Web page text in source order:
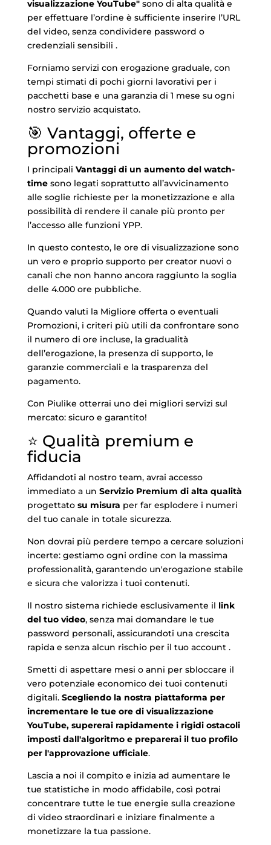
visualizzazione YouTube"sono di alta qualità e
per effettuare l’ordine è sufficiente inserire l’URL
del video, senza condividere password o
credenziali sensibili .
Forniamo servizi con erogazione graduale, con
tempi stimati di pochi giorni lavorativi per i
pacchetti base e una garanzia di 1 mese su ogni
nostro servizio acquistato.
🎯 Vantaggi, offerte e
promozioni
I principali Vantaggi di un aumento del watch-
timesono legati soprattutto all’avvicinamento
alle soglie richieste per la monetizzazione e alla
possibilità di rendere il canale più pronto per
l’accesso alle funzioni YPP.
In questo contesto, le ore di visualizzazione sono
un vero e proprio supporto per creator nuovi o
canali che non hanno ancora raggiunto la soglia
delle 4.000 ore pubbliche.
Quando valuti la Migliore offerta o eventuali
Promozioni, i criteri più utili da confrontare sono
il numero di ore incluse, la gradualità
dell’erogazione, la presenza di supporto, le
garanzie commerciali e la trasparenza del
pagamento.
Con Piulike otterrai uno dei migliori servizi sul
mercato: sicuro e garantito!
⭐ Qualità premium e
fiducia
Affidandoti al nostro team, avrai accesso
immediato a un Servizio Premium di alta qualità
progettato su misura per far esplodere i numeri
del tuo canale in totale sicurezza.
Non dovrai più perdere tempo a cercare soluzioni
incerte: gestiamo ogni ordine con la massima
professionalità, garantendo un'erogazione stabile
e sicura che valorizza i tuoi contenuti.
Il nostro sistema richiede esclusivamente il link
del tuo video, senza mai domandare le tue
password personali, assicurandoti una crescita
rapida e senza alcun rischio per il tuo account .
Smetti di aspettare mesi o anni per sbloccare il
vero potenziale economico dei tuoi contenuti
digitali. Scegliendo la nostra piattaforma per
incrementare le tue ore di visualizzazione
YouTube, supererai rapidamente i rigidi ostacoli
imposti dall'algoritmo e preparerai il tuo profilo
per l'approvazione ufficiale.
Lascia a noi il compito e inizia ad aumentare le
tue statistiche in modo affidabile, così potrai
concentrare tutte le tue energie sulla creazione
di video straordinari e iniziare finalmente a
monetizzare la tua passione.